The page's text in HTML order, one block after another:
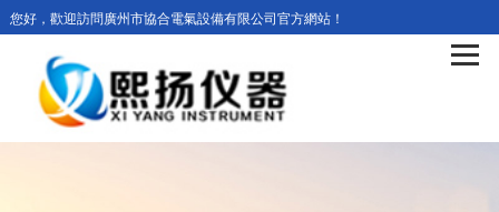
您好，歡迎訪問廣州市協合電氣設備有限公司官方網站！